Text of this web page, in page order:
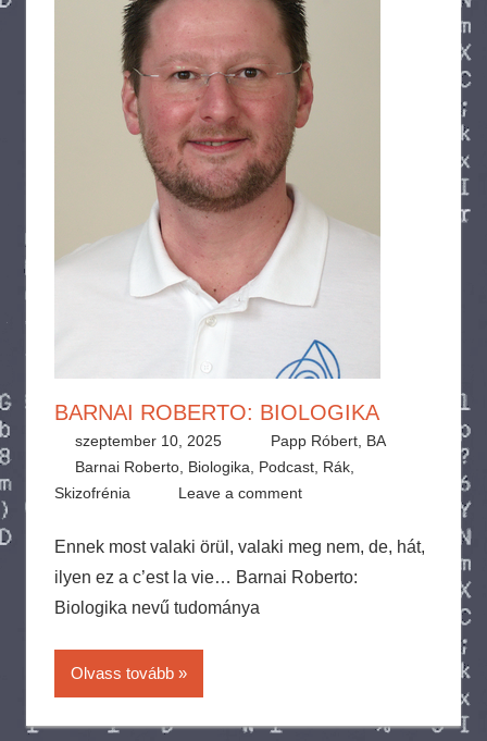
BARNAI ROBERTO: BIOLOGIKA
szeptember 10, 2025
Papp Róbert, BA
Barnai Roberto Biologika Podcast Rák
Skizofrénia
Leave a comment
Ennek most valaki örül, valaki meg nem, de, hát,
ilyen ez a c’est la vie… Barnai Roberto:
Biologika nevű tudománya
Olvass tovább